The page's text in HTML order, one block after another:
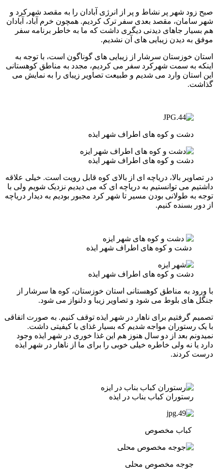
صبح زود شهر پر نشاط و پر از انرژی آبادان را به مقصد شهرکرد و
شهر سامان، مقصد بعدی سفر ترک کردیم. همچون خرم آباد، آبادان
هم بسیار جاهای دیدنی دیگری داشت که ما به خاطر برنامه سفر
موفق به دیدن زیبایی های آن نشدیم.
استان خوزستان سرشار از زیبایی های گوناگون است، با توجه به
اینکه به سمت شهرکرد سفر می کردیم، مجدد به مناطق کوهستانی
این استان وارد می شدیم و طبیعت تصاویر زیبای را به نمایش می
گذاشت.
دشت و کوه های اطراف شهر ایذه
دشت و کوه های اطراف شهر ایذه
در تصاویر بالا، دریاچه ای از بالای کوه قابل رویت است. خیلی علاقه
داشتیم می توانستیم به دریاچه ای که می دیدیم نزدیک شویم ولی با
توجه به طولانی بودن مسیر تا شهر کرد مجبور بودیم به دیدار دریاچه
از دور بسنده کنیم.
دشت و کوه های اطراف شهر ایذه
دشت و کوه های اطراف شهر ایذه
با ورود به مناطق کوهستانی استان خوزستان، کوه ها سرشار از
جنگل های بلوط می شود و تصاویر زیبا و دلنواز می شود.
تصمیم گرفتیم برای ناهار در شهر ایذه توقف کنیم. به صورت اتفاقی
با یک رستوران مواجه شدیم که بسیار غذای با کیفیتی داشت.
نمیدونم بعد از دو سال هنوز هم این غذا خوری در شهر ایذه وجود
دارد یا نه ولی خاطره خیلی خوبی را برای ما از ناهار در شهر ایذه
درست کردند.
رستوران کباب بناب در ایذه
کباب مخصوص
جوجه مخصوص محلی